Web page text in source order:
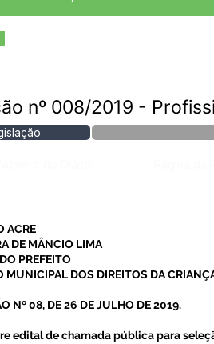
nº 008/2019 -
ACRE
DE MÂNCIO LIMA
PREFEITO
MUNICIPAL DOS DIREITOS DA
Nº 08, DE 26 DE JULHO DE 2019.
edital de chamada pública para